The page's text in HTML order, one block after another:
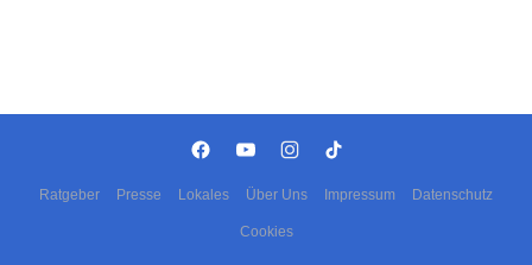
Ratgeber Presse Lokales Über Uns Impressum Datenschutz
Cookies